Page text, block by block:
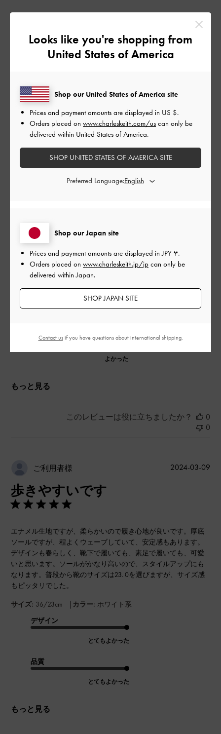
とてもよかった
フィルター
並べ替え
ご利用者様
とってもラクに履けます
25cmを履いていて、素足でもソックスと合わせてでも39サイズ
がぴったりでした。土踏まずの部分が立体的になっているの
で、足の裏がぺたんこの私は時々土踏まずの部分が痛くなりま
すが、そこまで気にならないです。
カラー:
品質
よかった
もっと見る
2024-03-16
このレビューは役に立ちましたか？
0
0
ご利用者様
歩きやすいです
エナメル生地ですが、柔らかいので履き心地が良いです。厚底
ソールですが、程よくウェーブしていて、安定感もあります。
デザインも春らしく、靴下で履いても、素足で履いても、可愛
いと思います。ソールがかなり高いので、スタイルアップにも
なります。普段から靴のサイズは23. 0を選びますが、サイズ感
もピッタリでした。
サイズ: 36/23cm | カラー: ホワイト系
デザイン
とてもよかった
品質
とてもよかった
もっと見る
公
2024-03-09
Looks like you're shopping from
United States of America
Shop our Japan site
Prices and payment amounts are displayed inJPY ¥.
Orders placed on www.charleskeith.jp/jp can only be
delivered within Japan.
SHOP JAPAN SITE
Shop our United States of America site
Prices and payment amounts are displayed in US $.
Orders placed on www.charleskeith.com/us can only be
delivered within United States of America.
SHOP UNITED STATES OF AMERICA SITE
Preferred Language:
Contact usif you have questions about international shipping.